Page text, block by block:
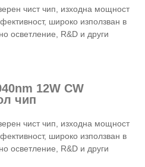
чист чип, изходна мощност
широко използван в
осветление, R&D и други
12W CW
чип
чист чип, изходна мощност
широко използван в
осветление, R&D и други